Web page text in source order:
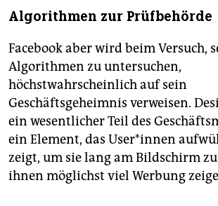
Algorithmen zur Prüfbehörde
Facebook aber wird beim Versuch,
Algorithmen zu untersuchen,
höchstwahrscheinlich auf sein
Geschäftsgeheimnis verweisen.
ein wesentlicher Teil des
ein Element, das User*innen
zeigt, um sie lang am Bildschirm
ihnen möglichst viel Werbung